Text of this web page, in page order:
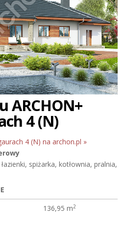
ARCHON+
4 (N)
4 (N) na archon.pl »
spiżarka, kotłownia, pralnia,
136,95 m2